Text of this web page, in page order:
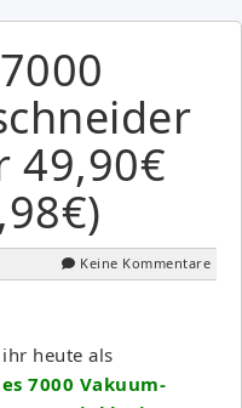
49,90€
Keine Kommentare
heute als
7000 Vakuum-